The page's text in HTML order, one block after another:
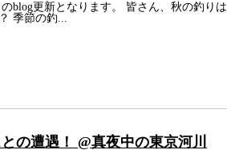
blog更新となります。 皆さん、秋の釣りは
季節の釣...
の遭遇！ @真夜中の東京河川